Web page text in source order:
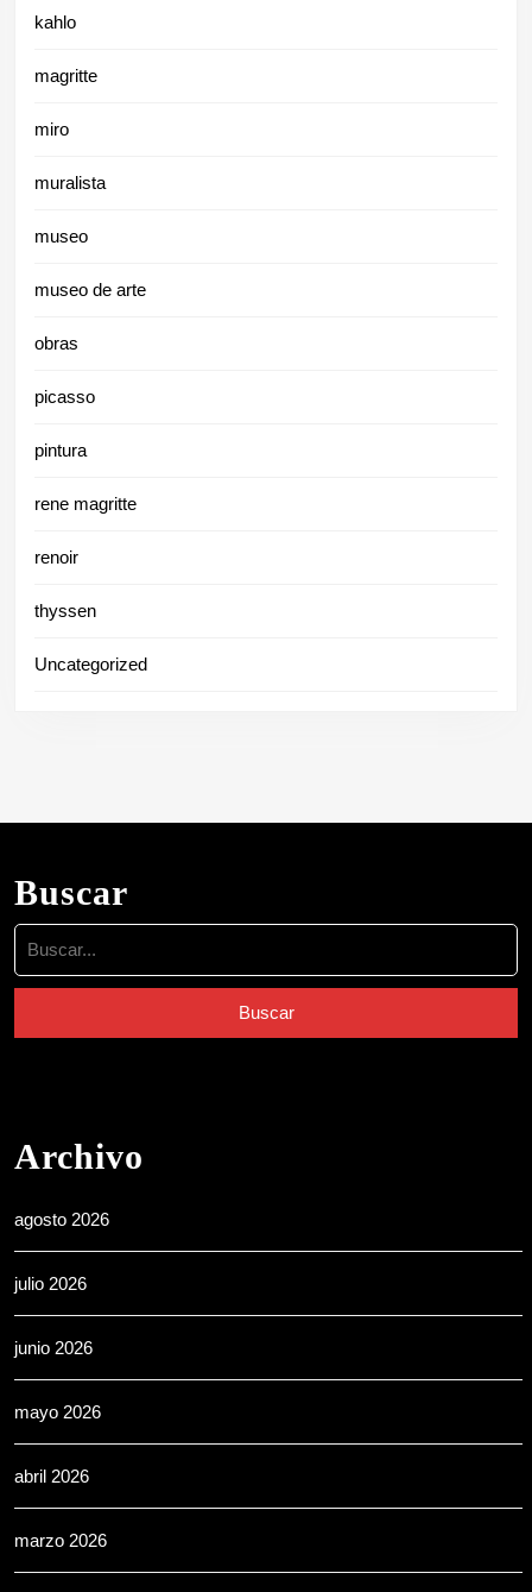
kahlo
magritte
miro
muralista
museo
museo de arte
obras
picasso
pintura
rene magritte
renoir
thyssen
Uncategorized
Buscar
Buscar:
Archivo
agosto 2026
julio 2026
junio 2026
mayo 2026
abril 2026
marzo 2026